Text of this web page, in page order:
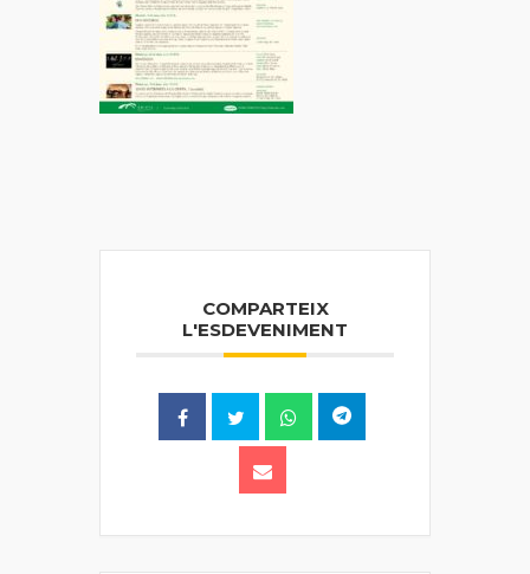
COMPARTEIX
L'ESDEVENIMENT